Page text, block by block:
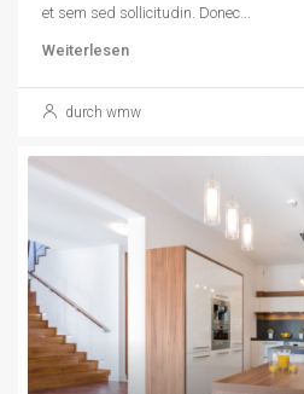
et sem sed sollicitudin. Donec...
Weiterlesen
durch wmw